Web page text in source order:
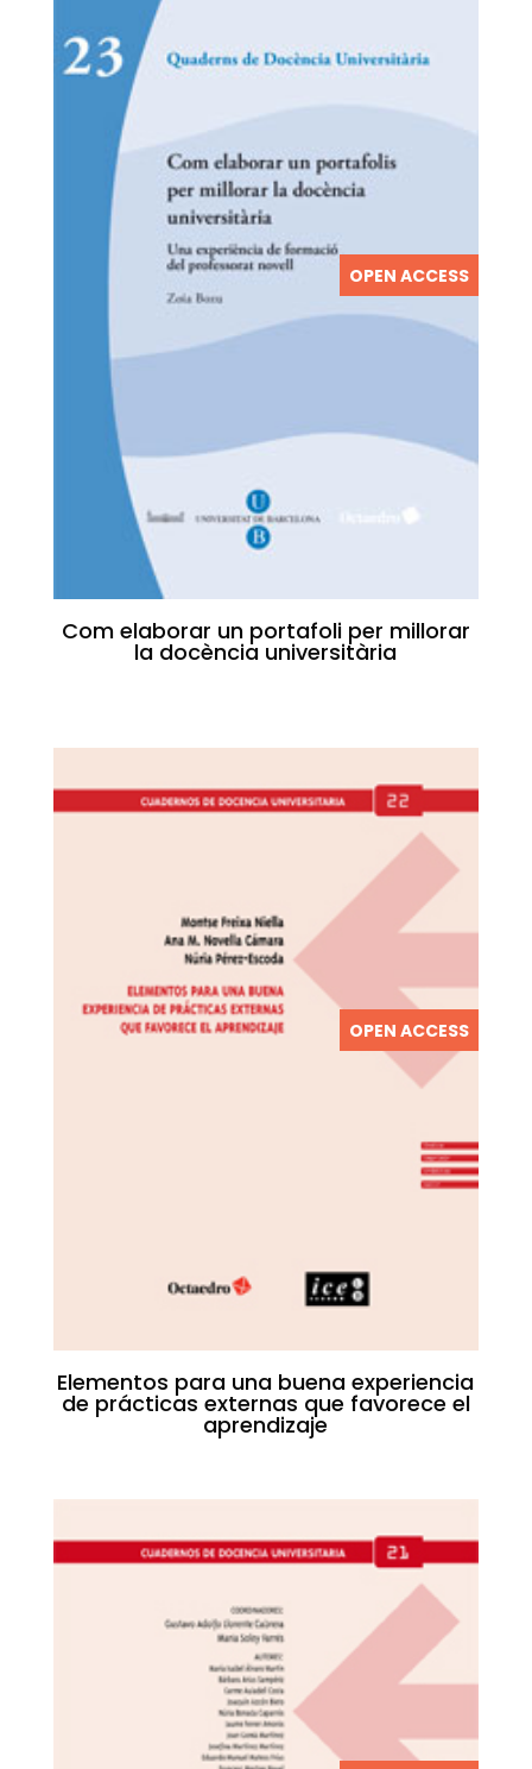
OPEN ACCESS
Com elaborar un portafoli per millorar
la docència universitària
OPEN ACCESS
Elementos para una buena experiencia
de prácticas externas que favorece el
aprendizaje